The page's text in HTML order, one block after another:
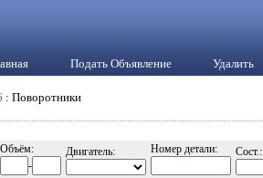
Подать Объявление Удалить
: Поворотники
Объём:
-
Двигатель: Номер детали: Сост.: